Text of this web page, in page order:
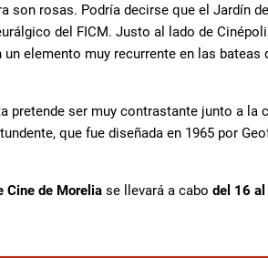
son rosas. Podría decirse que el Jardín
del FICM. Justo al lado de
elemento muy recurrente en las
pretende ser muy contrastante junto a la
que fue diseñada en 1965 por
Cine de Morelia se llevará a cabo del 16 al